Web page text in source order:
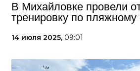
В Михайловке провели
тренировку по
14 июля 2025, 09:01